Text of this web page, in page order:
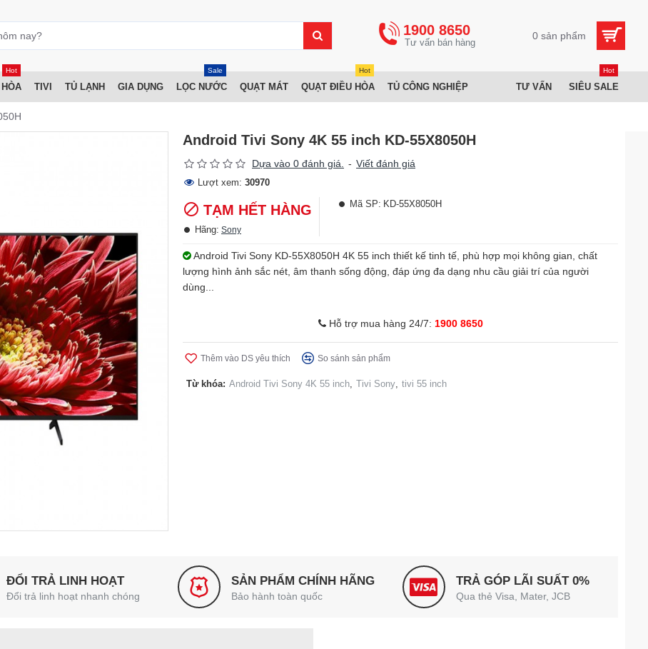
1900 8650 0 sản phẩm
Hot
TIVI TỦ LẠNH GIA DỤNG LỌC NƯỚC
Sale
QUẠT MÁT QUẠT ĐIỀU HÒA
Hot
TỦ CÔNG NGHIỆP TƯ VẤN SIÊU SALE
Hot
Android Tivi Sony 4K 55 inch KD-55X8050H
Dựa vào 0 đánh giá. - Viết đánh giá
Lượt xem: 30970
TẠM HẾT HÀNG
Hãng: Sony
Mã SP: KD-55X8050H
Android Tivi Sony KD-55X8050H 4K 55 inch thiết kế tinh tế, phù hợp mọi không gian, chất
lượng hình ảnh sắc nét, âm thanh sống động, đáp ứng đa dạng nhu cầu giải trí của người
dùng...
Hỗ trợ mua hàng 24/7: 1900 8650
Thêm vào DS yêu thích So sánh sản phẩm
Từ khóa: Android Tivi Sony 4K 55 inch, Tivi Sony, tivi 55 inch
ĐỔI TRẢ LINH HOẠT
Đổi trả linh hoạt nhanh chóng
SẢN PHẨM CHÍNH HÃNG
Bảo hành toàn quốc
TRẢ GÓP LÃI SUẤT 0%
Qua thẻ Visa, Mater, JCB